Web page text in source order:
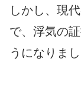
しかし、現
で、浮気の
うになりまし